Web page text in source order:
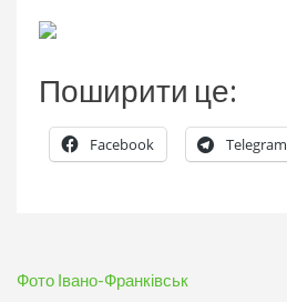
Поширити це:
Facebook Telegram
Навігація
Фото Івано-Франківськ